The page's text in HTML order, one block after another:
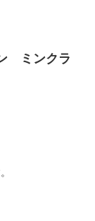
ミンクラ